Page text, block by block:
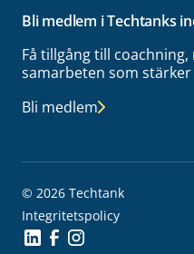
Bli medlem i Techtanks
Få tillgång till
samarbeten som
Bli medlem
© 2026 Techtank
Integritetspolicy
Social Icon
Social Icon
Social Icon